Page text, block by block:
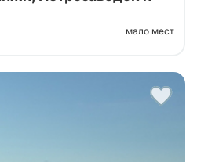
партнеров. Автобусный
водопады Ахвенкоски ,
мало мест